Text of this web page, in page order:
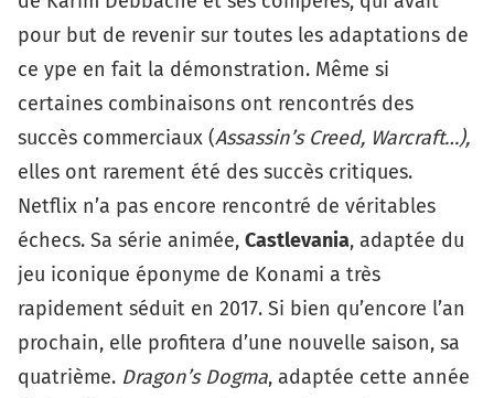
pour but de revenir sur toutes les adaptations de
ce ype en fait la démonstration. Même si
certaines combinaisons ont rencontrés des
succès commerciaux (Assassin’s Creed, Warcraft…),
elles ont rarement été des succès critiques.
Netflix n’a pas encore rencontré de véritables
échecs. Sa série animée, Castlevania, adaptée du
jeu iconique éponyme de Konami a très
rapidement séduit en 2017. Si bien qu’encore l’an
prochain, elle profitera d’une nouvelle saison, sa
quatrième. Dragon’s Dogma, adaptée cette année